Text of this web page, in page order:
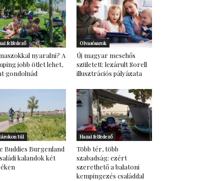
felfedező
nyaralni? A
jobb ötlet lehet,
gondolnád
Olvasósarok
Új magyar mesehős
született: lezárult Sorell
illusztrációs pályázata
túl
Buddies Burgenland
kalandok két
Hazai felfedező
Több tér, több
szabadság: ezért
szerethető a balatoni
kempingezés családdal